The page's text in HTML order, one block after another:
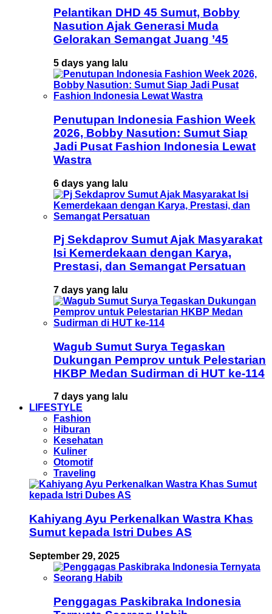
Pelantikan DHD 45 Sumut, Bobby
Nasution Ajak Generasi Muda
Gelorakan Semangat Juang ’45
5 days yang lalu
Penutupan Indonesia Fashion Week
2026, Bobby Nasution: Sumut Siap
Jadi Pusat Fashion Indonesia Lewat
Wastra
6 days yang lalu
Pj Sekdaprov Sumut Ajak Masyarakat
Isi Kemerdekaan dengan Karya,
Prestasi, dan Semangat Persatuan
7 days yang lalu
Wagub Sumut Surya Tegaskan
Dukungan Pemprov untuk Pelestarian
HKBP Medan Sudirman di HUT ke-114
7 days yang lalu
LIFESTYLE
Fashion
Hiburan
Kesehatan
Kuliner
Otomotif
Traveling
Kahiyang Ayu Perkenalkan Wastra Khas
Sumut kepada Istri Dubes AS
September 29, 2025
Penggagas Paskibraka Indonesia